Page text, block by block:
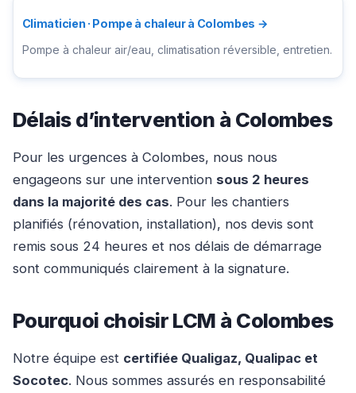
Climaticien · Pompe à chaleur à Colombes →
Pompe à chaleur air/eau, climatisation réversible, entretien.
Délais d’intervention à Colombes
Pour les urgences à Colombes, nous nous
engageons sur une intervention sous 2 heures
dans la majorité des cas. Pour les chantiers
planifiés (rénovation, installation), nos devis sont
remis sous 24 heures et nos délais de démarrage
sont communiqués clairement à la signature.
Pourquoi choisir LCM à Colombes
Notre équipe est certifiée Qualigaz, Qualipac et
Socotec. Nous sommes assurés en responsabilité